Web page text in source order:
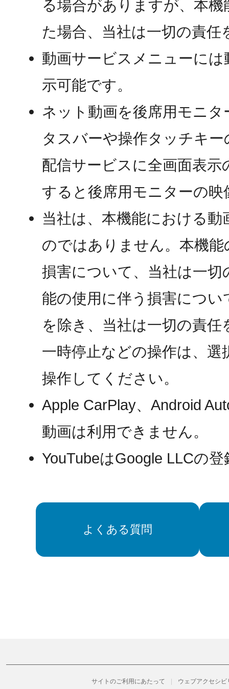
る場合がありますが、本
た場合、当社は一切の責任
動画サービスメニューに
示可能です。
ネット動画を後席用モニ
タスバーや操作タッチキ
配信サービスに全画面表
すると後席用モニターの
当社は、本機能における
のではありません。本機
損害について、当社は一
能の使用に伴う損害につ
を除き、当社は一切の責
一時停止などの操作は、
操作してください。
Apple CarPlay、Android
動画は利用できません。
YouTubeはGoogle LLCの
よくある質問
サイトのご利用にあたって ウェブアクセシビ